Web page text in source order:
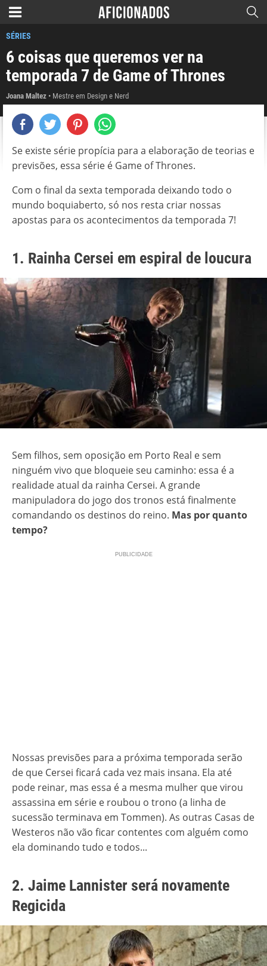
SÉRIES
6 coisas que queremos ver na
temporada 7 de Game of Thrones
Joana Maltez Mestre em Design e Nerd
Se existe série propícia para a elaboração de teorias e
previsões, essa série é Game of Thrones.
Com o final da sexta temporada deixando todo o
mundo boquiaberto, só nos resta criar nossas
apostas para os acontecimentos da temporada 7!
1. Rainha Cersei em espiral de loucura
Sem filhos, sem oposição em Porto Real e sem
ninguém vivo que bloqueie seu caminho: essa é a
realidade atual da rainha Cersei. A grande
manipuladora do jogo dos tronos está finalmente
comandando os destinos do reino. Mas por quanto
tempo?
Nossas previsões para a próxima temporada serão
de que Cersei ficará cada vez mais insana. Ela até
pode reinar, mas essa é a mesma mulher que virou
assassina em série e roubou o trono (a linha de
sucessão terminava em Tommen). As outras Casas de
Westeros não vão ficar contentes com alguém como
ela dominando tudo e todos...
2. Jaime Lannister será novamente
Regicida